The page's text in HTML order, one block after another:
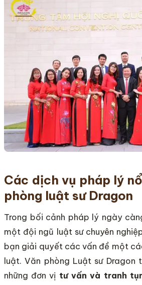
Các dịch vụ pháp lý
phòng luật sư Dragon
Trong bối cảnh pháp lý ngày
một đội ngũ luật sư chuyên
bạn giải quyết các vấn đề một
luật. Văn phòng Luật sư
những đơn vị tư vấn và tranh